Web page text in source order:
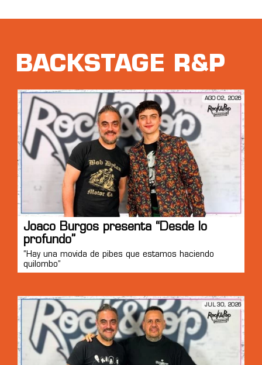
BACKSTAGE R&P
AGO 02, 2026
Joaco Burgos presenta “Desde lo
profundo”
“Hay una movida de pibes que estamos haciendo
quilombo”
JUL 30, 2026